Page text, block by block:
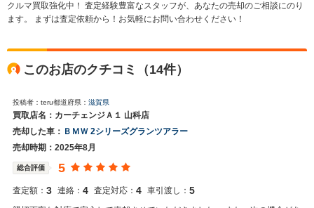
クルマ買取強化中！ 査定経験豊富なスタッフが、あなたの売却のご相談にのり
ます。 まずは査定依頼から！お気軽にお問い合わせください！
このお店のクチコミ（14件）
投稿者：teru都道府県： 滋賀県
買取店名：カーチェンジＡ１ 山科店
売却した車： ＢＭＷ 2シリーズグランツアラー
売却時期：2025年8月
総合評価 5
査定額： 3 連絡： 4 査定対応： 4 車引渡し： 5